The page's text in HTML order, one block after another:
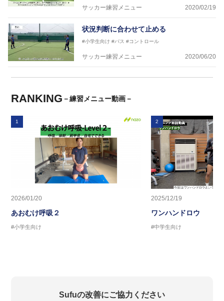
サッカー練習メニュー 2020/02/19
状況判断に合わせて止める
#小学生向け #パス #コントロール
サッカー練習メニュー 2020/06/20
RANKING －練習メニュー動画－
1
2026/01/20
あおむけ呼吸２
#小学生向け
2
2025/12/19
ワンハンドロウ
#中学生向け
Sufuの改善にご協力ください